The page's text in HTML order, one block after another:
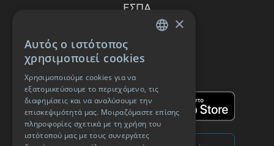
ΕΣΠΑ
Προσφορές
Village Care
ΑΠΟΚΤΗΣΕ ΤΗΝ ΕΦΑΡΜΟΓΗ
×
Αυτός ο ιστότοπος
χρησιμοποιεί cookies
Χρησιμοποιούμε cookies για να
εξατομικεύσουμε το περιεχόμενο, τις
διαφημίσεις και να αναλύσουμε την
επισκεψιμότητά μας. Μοιραζόμαστε επίσης
πληροφορίες σχετικά με τη χρήση του
ιστότοπού μας με τους συνεργάτες